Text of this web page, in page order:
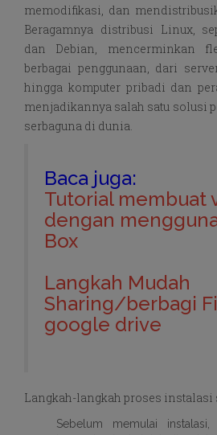
memodifikasi, dan
Beragamnya distribusi Linux,
dan Debian, mencerminkan
berbagai penggunaan, dari
hingga komputer pribadi dan
menjadikannya salah satu solusi
serbaguna di dunia.
Baca juga:
Tutorial membuat
dengan
Box
Langkah Mudah
Sharing/berbagi
google drive
Langkah-langkah proses instalasi
Sebelum memulai